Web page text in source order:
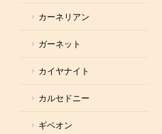
カーネリアン
ガーネット
カイヤナイト
カルセドニー
ギベオン